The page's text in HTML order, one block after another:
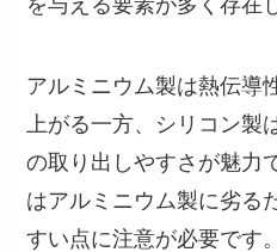
アルミニウム製は熱伝導
上がる一方、シリコン製
の取り出しやすさが魅力
はアルミニウム製に劣る
すい点に注意が必要です。